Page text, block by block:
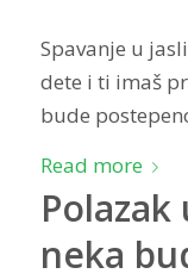
Spavanje u
dete i ti imaš
bude
Read more
neka